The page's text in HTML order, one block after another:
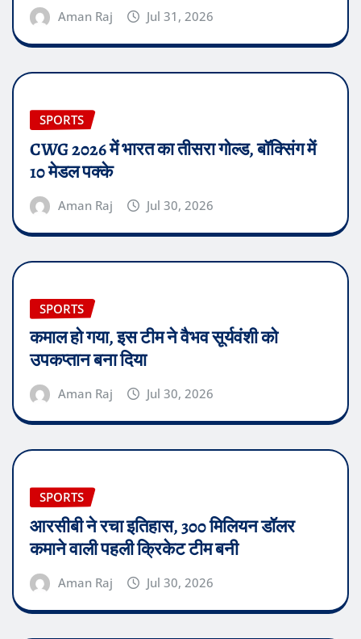
Aman Raj Jul 31, 2026
SPORTS
CWG 2026 में भारत का तीसरा गोल्ड, बॉक्सिंग में
10 मेडल पक्के
Aman Raj Jul 30, 2026
SPORTS
कमाल हो गया, इस टीम ने वैभव सूर्यवंशी को
उपकप्तान बना दिया
Aman Raj Jul 30, 2026
SPORTS
आरसीबी ने रचा इतिहास, 300 मिलियन डॉलर
कमाने वाली पहली क्रिकेट टीम बनी
Aman Raj Jul 30, 2026